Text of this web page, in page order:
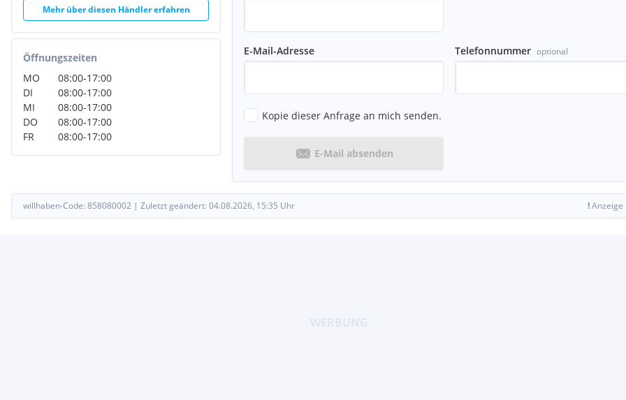
Mehr über diesen Händler erfahren
Öffnungszeiten
MO
08:00-17:00
DI
08:00-17:00
MI
08:00-17:00
DO
08:00-17:00
FR
08:00-17:00
E-Mail-Adresse Telefonnummer optional
Kopie dieser Anfrage an mich senden.
E-Mail absenden
willhaben-Code: 858080002 | Zuletzt geändert: 04.08.2026, 15:35 Uhr !Anzeige